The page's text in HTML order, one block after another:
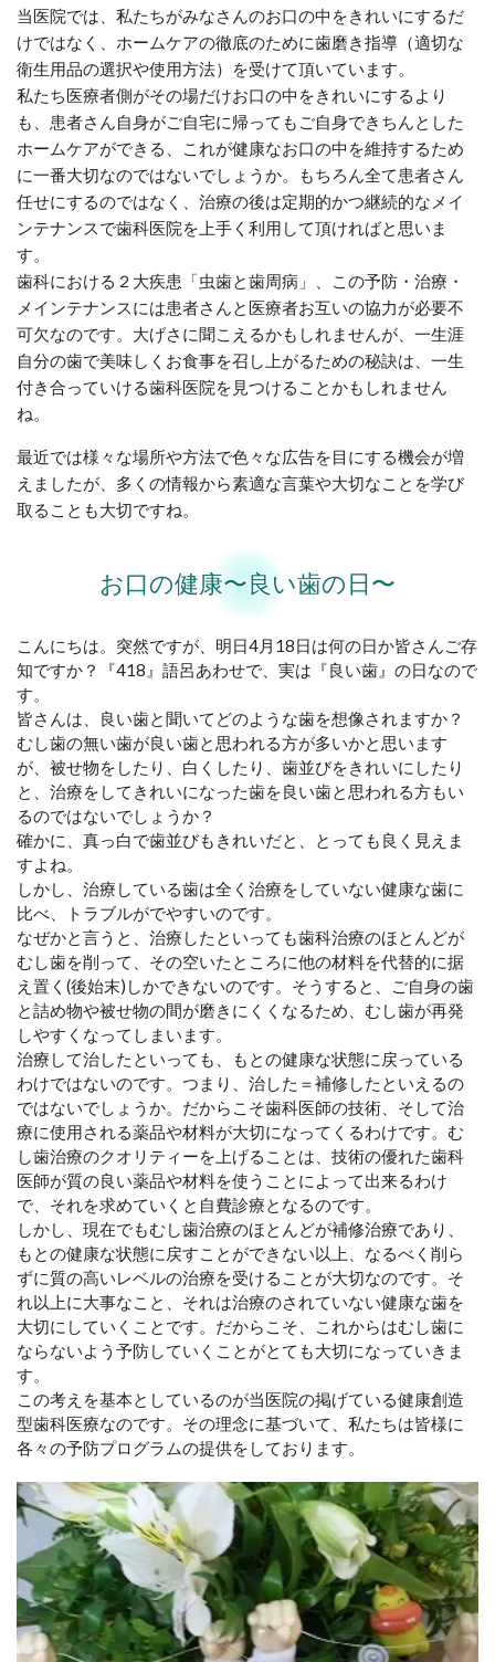
当医院では、私たちがみなさんのお口の中をきれいにするだ
けではなく、ホームケアの徹底のために歯磨き指導（適切な
衛生用品の選択や使用方法）を受けて頂いています。
私たち医療者側がその場だけお口の中をきれいにするより
も、患者さん自身がご自宅に帰ってもご自身できちんとした
ホームケアができる、これが健康なお口の中を維持するため
に一番大切なのではないでしょうか。もちろん全て患者さん
任せにするのではなく、治療の後は定期的かつ継続的なメイ
ンテナンスで歯科医院を上手く利用して頂ければと思いま
す。
歯科における２大疾患「虫歯と歯周病」、この予防・治療・
メインテナンスには患者さんと医療者お互いの協力が必要不
可欠なのです。大げさに聞こえるかもしれませんが、一生涯
自分の歯で美味しくお食事を召し上がるための秘訣は、一生
付き合っていける歯科医院を見つけることかもしれません
ね。
最近では様々な場所や方法で色々な広告を目にする機会が増
えましたが、多くの情報から素適な言葉や大切なことを学び
取ることも大切ですね。
お口の健康〜良い歯の日〜
こんにちは。突然ですが、明日4月18日は何の日か皆さんご存
知ですか？『418』語呂あわせで、実は『良い歯』の日なので
す。
皆さんは、良い歯と聞いてどのような歯を想像されますか？
むし歯の無い歯が良い歯と思われる方が多いかと思います
が、被せ物をしたり、白くしたり、歯並びをきれいにしたり
と、治療をしてきれいになった歯を良い歯と思われる方もい
るのではないでしょうか？
確かに、真っ白で歯並びもきれいだと、とっても良く見えま
すよね。
しかし、治療している歯は全く治療をしていない健康な歯に
比べ、トラブルがでやすいのです。
なぜかと言うと、治療したといっても歯科治療のほとんどが
むし歯を削って、その空いたところに他の材料を代替的に据
え置く(後始末)しかできないのです。そうすると、ご自身の歯
と詰め物や被せ物の間が磨きにくくなるため、むし歯が再発
しやすくなってしまいます。
治療して治したといっても、もとの健康な状態に戻っている
わけではないのです。つまり、治した＝補修したといえるの
ではないでしょうか。だからこそ歯科医師の技術、そして治
療に使用される薬品や材料が大切になってくるわけです。む
し歯治療のクオリティーを上げることは、技術の優れた歯科
医師が質の良い薬品や材料を使うことによって出来るわけ
で、それを求めていくと自費診療となるのです。
しかし、現在でもむし歯治療のほとんどが補修治療であり、
もとの健康な状態に戻すことができない以上、なるべく削ら
ずに質の高いレベルの治療を受けることが大切なのです。そ
れ以上に大事なこと、それは治療のされていない健康な歯を
大切にしていくことです。だからこそ、これからはむし歯に
ならないよう予防していくことがとても大切になっていきま
す。
この考えを基本としているのが当医院の掲げている健康創造
型歯科医療なのです。その理念に基づいて、私たちは皆様に
各々の予防プログラムの提供をしております。